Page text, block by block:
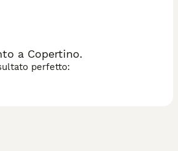
a Copertino.
perfetto: